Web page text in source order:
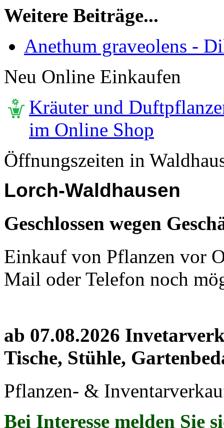
Weitere Beiträge...
Anethum graveolens -
Neu Online Einkaufen
Kräuter und
im Online Shop
Öffnungszeiten in
Lorch-Waldhausen
Geschlossen wegen
Einkauf von Pflanzen vor
Mail oder Telefon noch
ab 07.08.2026
Tische, Stühle,
Pflanzen- &
Bei Interesse melden Sie